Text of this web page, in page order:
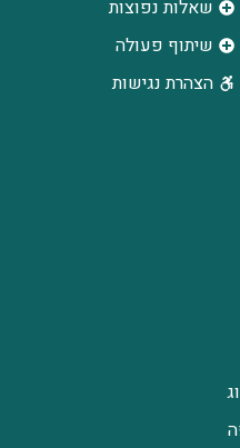
שאלות נפוצות
שיתוף פעולה
הצהרת נגישות